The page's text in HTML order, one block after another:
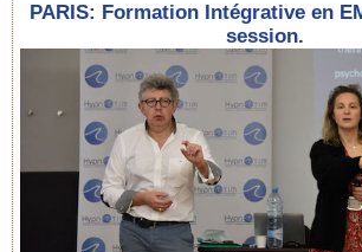
PARIS: Formation Intégrative en
session.